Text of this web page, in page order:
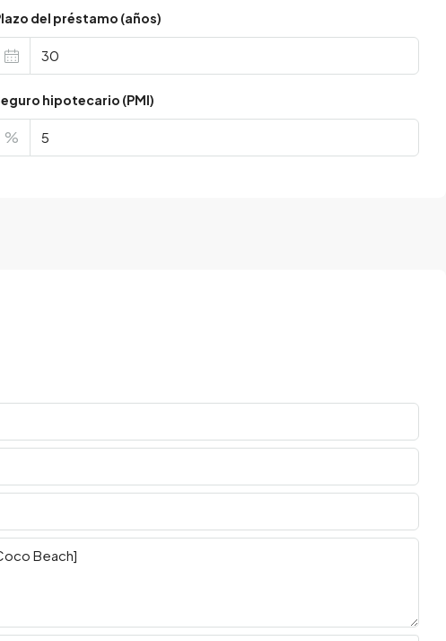
del préstamo (años)
hipotecario (PMI)
%